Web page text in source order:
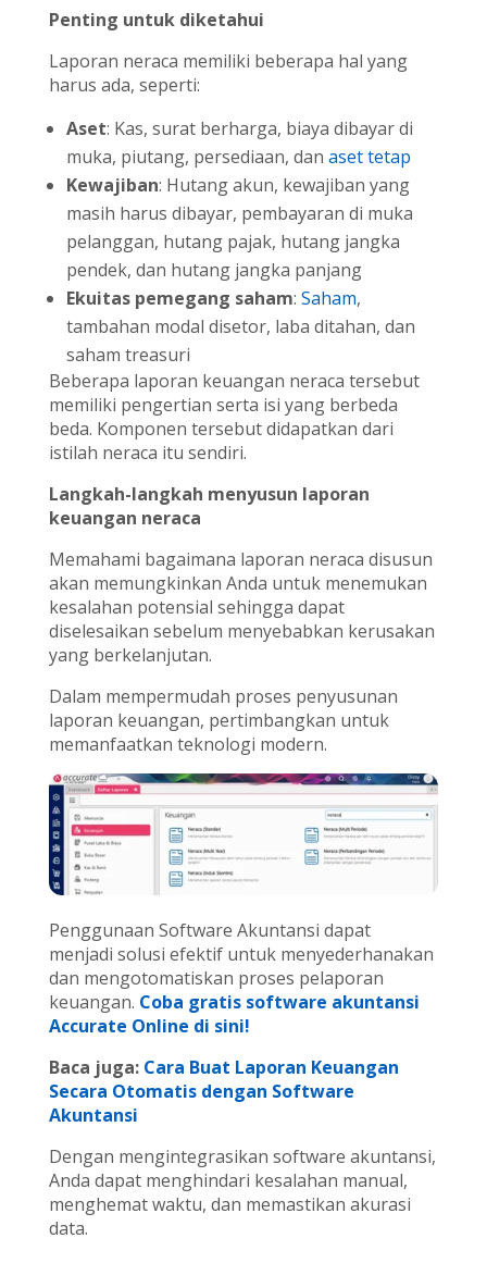
Penting untuk diketahui
Laporan neraca memiliki beberapa hal yang
harus ada, seperti:
Aset: Kas, surat berharga, biaya dibayar di
muka, piutang, persediaan, dan aset tetap
Kewajiban: Hutang akun, kewajiban yang
masih harus dibayar, pembayaran di muka
pelanggan, hutang pajak, hutang jangka
pendek, dan hutang jangka panjang
Ekuitas pemegang saham: Saham,
tambahan modal disetor, laba ditahan, dan
saham treasuri
Beberapa laporan keuangan neraca tersebut
memiliki pengertian serta isi yang berbeda
beda. Komponen tersebut didapatkan dari
istilah neraca itu sendiri.
Langkah-langkah menyusun laporan
keuangan neraca
Memahami bagaimana laporan neraca disusun
akan memungkinkan Anda untuk menemukan
kesalahan potensial sehingga dapat
diselesaikan sebelum menyebabkan kerusakan
yang berkelanjutan.
Dalam mempermudah proses penyusunan
laporan keuangan, pertimbangkan untuk
memanfaatkan teknologi modern.
Penggunaan Software Akuntansi dapat
menjadi solusi efektif untuk menyederhanakan
dan mengotomatiskan proses pelaporan
keuangan. Coba gratis software akuntansi
Accurate Online di sini!
Baca juga: Cara Buat Laporan Keuangan
Secara Otomatis dengan Software
Akuntansi
Dengan mengintegrasikan software akuntansi,
Anda dapat menghindari kesalahan manual,
menghemat waktu, dan memastikan akurasi
data.